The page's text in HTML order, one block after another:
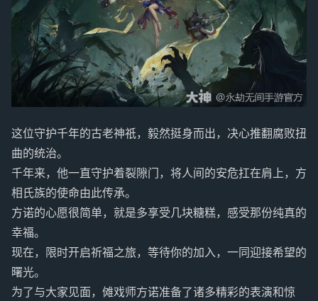
这位守护千年的古老神祇，毅然挺身而出，决心推翻腐败扭
曲的统治。
千年来，他一直守护着裂隙门，将人间的安危扛在肩上，方
相氏族的使命由此传承。
方诺的心愿很简单，就是多享受几块糖糕，感受那份纯真的
幸福。
现在，限时开启祈福之旅，等待你的加入，一同迎接希望的
曙光。
为了与大家见面，傩戏师方诺准备了诸多精彩的表演和惊